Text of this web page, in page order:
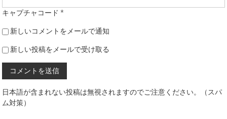
キャプチャコード *
新しいコメントをメールで通知
新しい投稿をメールで受け取る
日本語が含まれない投稿は無視されますのでご注意ください。（スパ
ム対策）